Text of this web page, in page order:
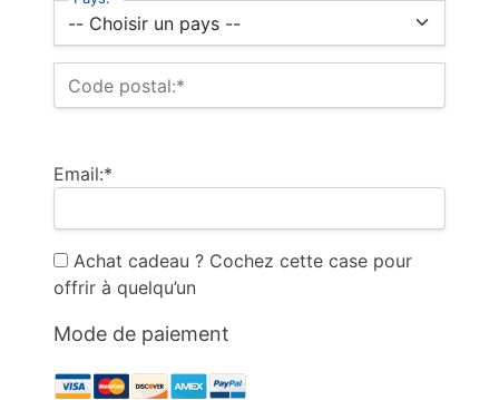
Code postal:*
Email:*
Achat cadeau ? Cochez cette case pour
offrir à quelqu’un
Mode de paiement